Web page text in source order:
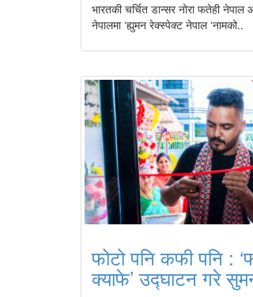
भारतकी चर्चित डान्सर नोरा फतेही
नेपालमा ‘ह्युमन रेक्स्पेक्ट नेपाल ‘नामको..
फोटो पनि कफी पनि :
क्याफे’ उद्घाटन गरे